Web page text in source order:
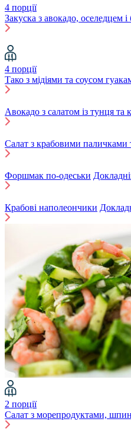
4 порції
Закуска з авокадо, оселедцем і
4 порції
Тако з мідіями та соусом
Авокадо з салатом із тунця та
Салат з крабовими паличками
Форшмак по-одеськи
Крабові наполеончики
2 порції
Салат з морепродуктами,